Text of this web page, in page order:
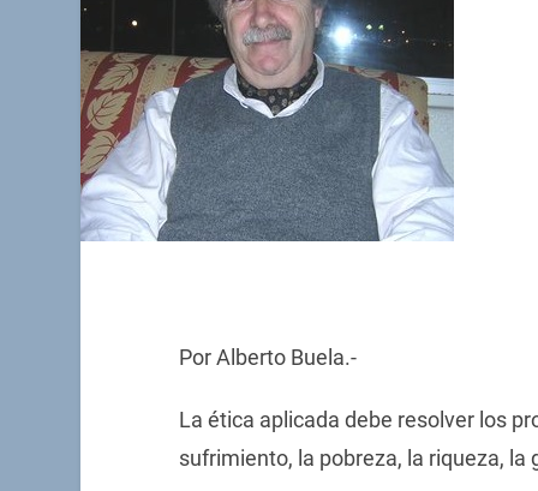
Por Alberto Buela.-
La ética aplicada debe resolver los
sufrimiento, la pobreza, la riqueza, la